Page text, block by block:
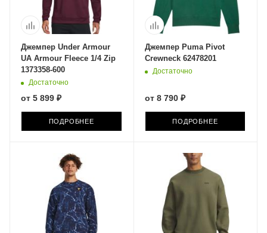
Джемпер Under Armour
UA Armour Fleece 1/4 Zip
1373358-600
Достаточно
от 5 899 ₽
ПОДРОБНЕЕ
Джемпер Puma Pivot
Crewneck 62478201
Достаточно
от 8 790 ₽
ПОДРОБНЕЕ